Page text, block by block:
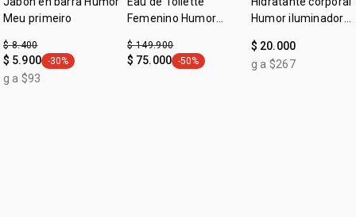
Meu primeiro
$ 8.400
$ 5.900 general.tag -30%
-30%
g a $93
Femenino Humor
$ 149.900
$ 75.000 general.tag -50%
-50%
Humor iluminador
$ 20.000
g a $267